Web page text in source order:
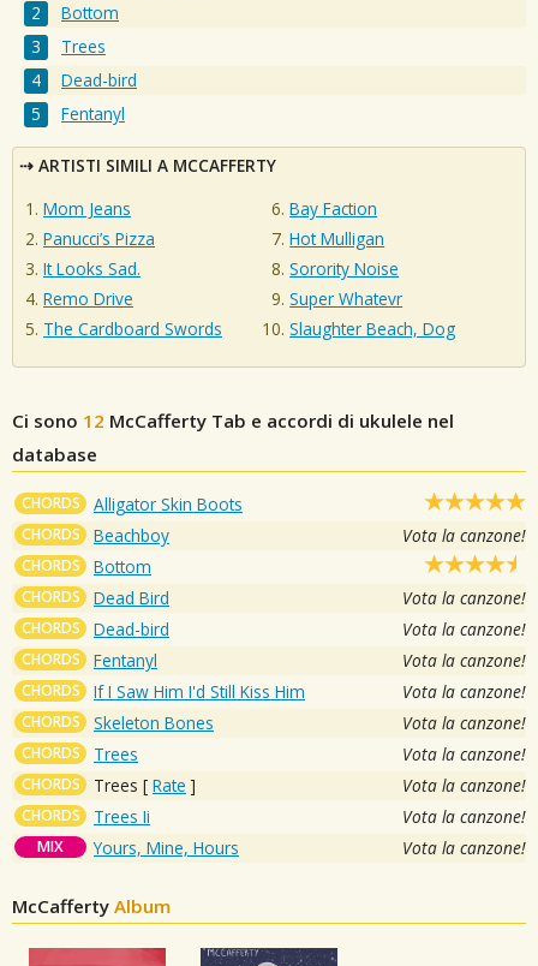
Bottom
Trees
Dead-bird
Fentanyl
ARTISTI SIMILI A MCCAFFERTY
Mom Jeans
Panucci’s Pizza
It Looks Sad.
Remo Drive
The Cardboard Swords
Bay Faction
Hot Mulligan
Sorority Noise
Super Whatevr
Slaughter Beach, Dog
Ci sono 12 McCafferty Tab e accordi di ukulele nel
database
CHORDS Alligator Skin Boots
CHORDS Beachboy Vota la canzone!
CHORDS Bottom
CHORDS Dead Bird Vota la canzone!
CHORDS Dead-bird Vota la canzone!
CHORDS Fentanyl Vota la canzone!
CHORDS If I Saw Him I'd Still Kiss Him Vota la canzone!
CHORDS Skeleton Bones Vota la canzone!
CHORDS Trees Vota la canzone!
CHORDS Trees [ Rate ] Vota la canzone!
CHORDS Trees Ii Vota la canzone!
MIX Yours, Mine, Hours Vota la canzone!
McCafferty Album